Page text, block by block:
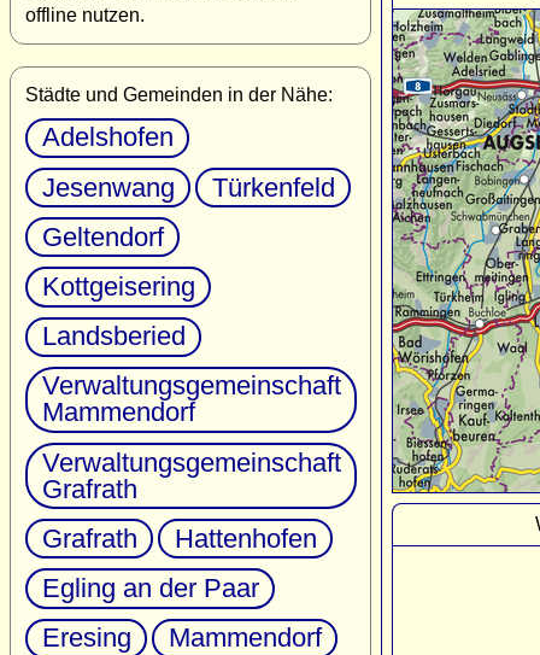
offline nutzen.
Städte und Gemeinden in der Nähe:
Adelshofen
Jesenwang
Türkenfeld
Geltendorf
Kottgeisering
Landsberied
Verwaltungsgemeinschaft
Mammendorf
Verwaltungsgemeinschaft
Grafrath
Grafrath
Hattenhofen
Egling an der Paar
Eresing
Mammendorf